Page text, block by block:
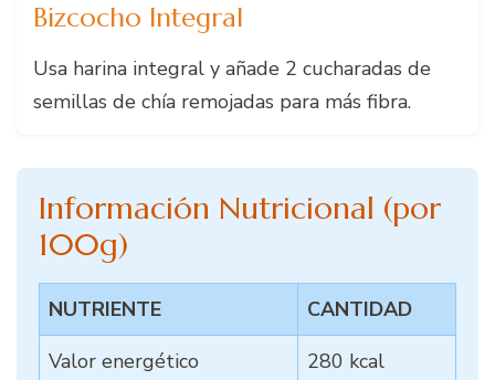
Bizcocho Integral
Usa harina integral y añade 2 cucharadas de
semillas de chía remojadas para más fibra.
Información Nutricional (por
100g)
NUTRIENTE
CANTIDAD
Valor energético
280 kcal